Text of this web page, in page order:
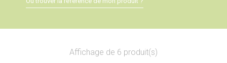
Affichage de 6 produit(s)